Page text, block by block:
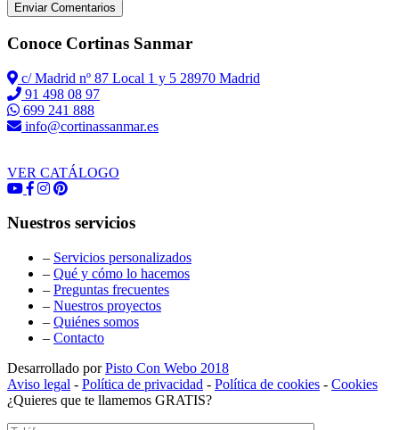
Enviar Comentarios
Conoce Cortinas Sanmar
c/ Madrid nº 87 Local 1 y 5 28970 Madrid
91 498 08 97
699 241 888
info@cortinassanmar.es
VER CATÁLOGO
Nuestros servicios
– Servicios personalizados
– Qué y cómo lo hacemos
– Preguntas frecuentes
– Nuestros proyectos
– Quiénes somos
– Contacto
Desarrollado porPisto Con Webo 2018
Aviso legal - Política de privacidad - Política de cookies - Cookies
¿Quieres que te llamemos GRATIS?